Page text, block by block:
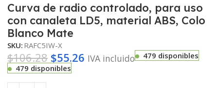
Curva de radio controlado, para uso
con canaleta LD5, material ABS, Colo
Blanco Mate
SKU: RAFC5IW-X
$106.28 $55.26 IVA incluido
479 disponibles
479 disponibles